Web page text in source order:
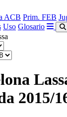
ACB Prim. FEB
Uso Glosario
2015/